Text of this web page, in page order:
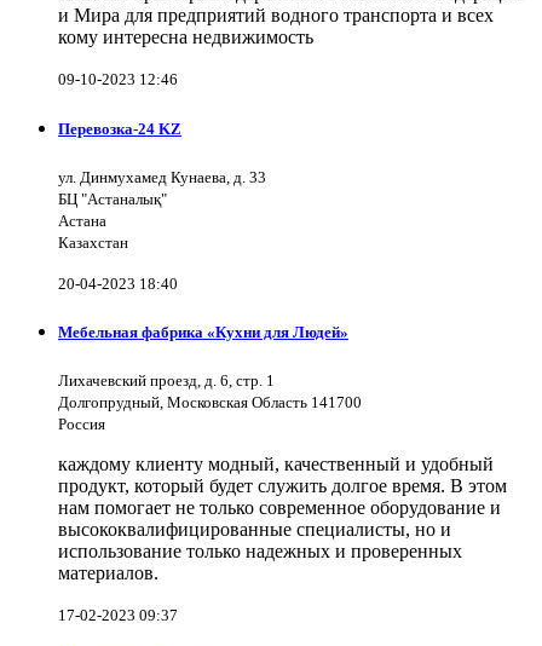
и Мира для предприятий водного транспорта и всех
кому интересна недвижимость
09-10-2023 12:46
Перевозка-24 KZ
ул. Динмухамед Кунаева, д. 33
БЦ "Астаналық"
Астана
Казахстан
20-04-2023 18:40
Мебельная фабрика «Кухни для Людей»
Лихачевский проезд, д. 6, стр. 1
Долгопрудный, Московская Область 141700
Россия
каждому клиенту модный, качественный и удобный
продукт, который будет служить долгое время. В этом
нам помогает не только современное оборудование и
высококвалифицированные специалисты, но и
использование только надежных и проверенных
материалов.
17-02-2023 09:37